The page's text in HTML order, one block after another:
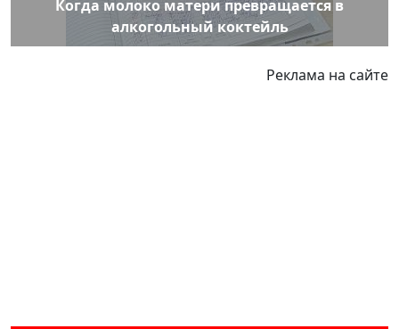
Когда молоко матери превращается в
алкогольный коктейль
Реклама на сайте